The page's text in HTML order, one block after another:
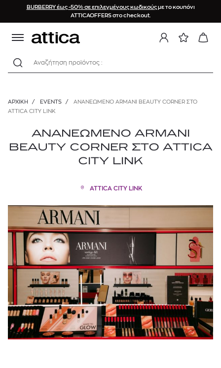
BURBERRY έως -50% σε επιλεγμένους κωδικούςμε το κουπόνι
ATTICAOFFERS στο checkout.
Αναζήτηση προϊόντος :
ΑΡΧΙΚΉ / EVENTS /
ΑΝΑΝΕΩΜΕΝΟ ARMANI BEAUTY CORNER ΣΤΟ
ATTICA CITY LINK
ΑΝΑΝΕΩΜΕΝΟ ARMANI
BEAUTY CORNER ΣΤΟ ATTICA
CITY LINK
ATTICA CITY LINK